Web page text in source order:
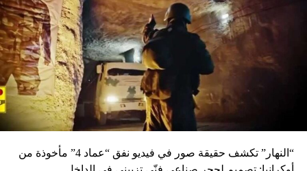
أكثر من ملف من الملفات الشائكة المطروحة. وعلم ايضا ان
مكافحة الفساد أخذت حيزاً كبيراً من لقائه رئيس الجمهورية،
وكانت وجهات النظر متطابقة لجهة سحب هذا الملف من
التجاذبات السياسية والاعلامية، وابقاء معالجته ضمن الاطر
القانونية، بحيث تاخذ التحقيقات مجراها في مجلس النواب أو في
القضاء. الى ذلك، اشارت المصادر الى ان اتفاقاً آخر تم بين
الرئيسين على تفعيل جلسات الحكومة، واقرار المشاريع التي
تساهم في تحريك شوؤن الدولة وخصوصاً الاسراع في إنجاز
مشاريع القوانين المتعلقة بمؤتمر سيدر والتي تتطلب موافقة من
الحكومة ومن مجلس النواب، بما يعكس الضوء الاخضر الرئاسي
“النهار” تكشف حقيقة صور في فيديو نفق “عماد 4” مأخوذة من